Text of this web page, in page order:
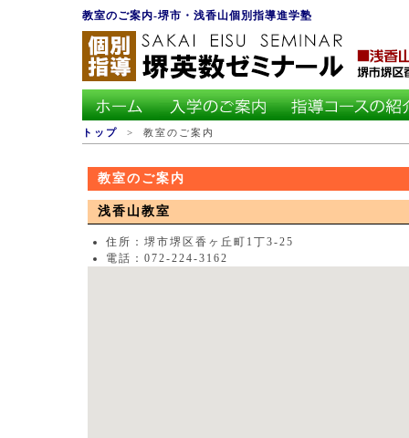
教室のご案内-堺市・浅香山個別指導進学塾
トップ > 教室のご案内
教室のご案内
浅香山教室
住所：堺市堺区香ヶ丘町1丁3-25
電話：072-224-3162